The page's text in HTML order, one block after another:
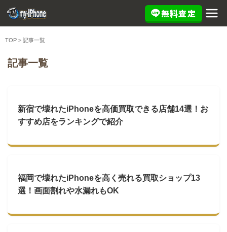
無料査定
TOP > 記事一覧
記事一覧
新宿で壊れたiPhoneを高価買取できる店舗14選！お
すすめ店をランキングで紹介
福岡で壊れたiPhoneを高く売れる買取ショップ13
選！画面割れや水漏れもOK